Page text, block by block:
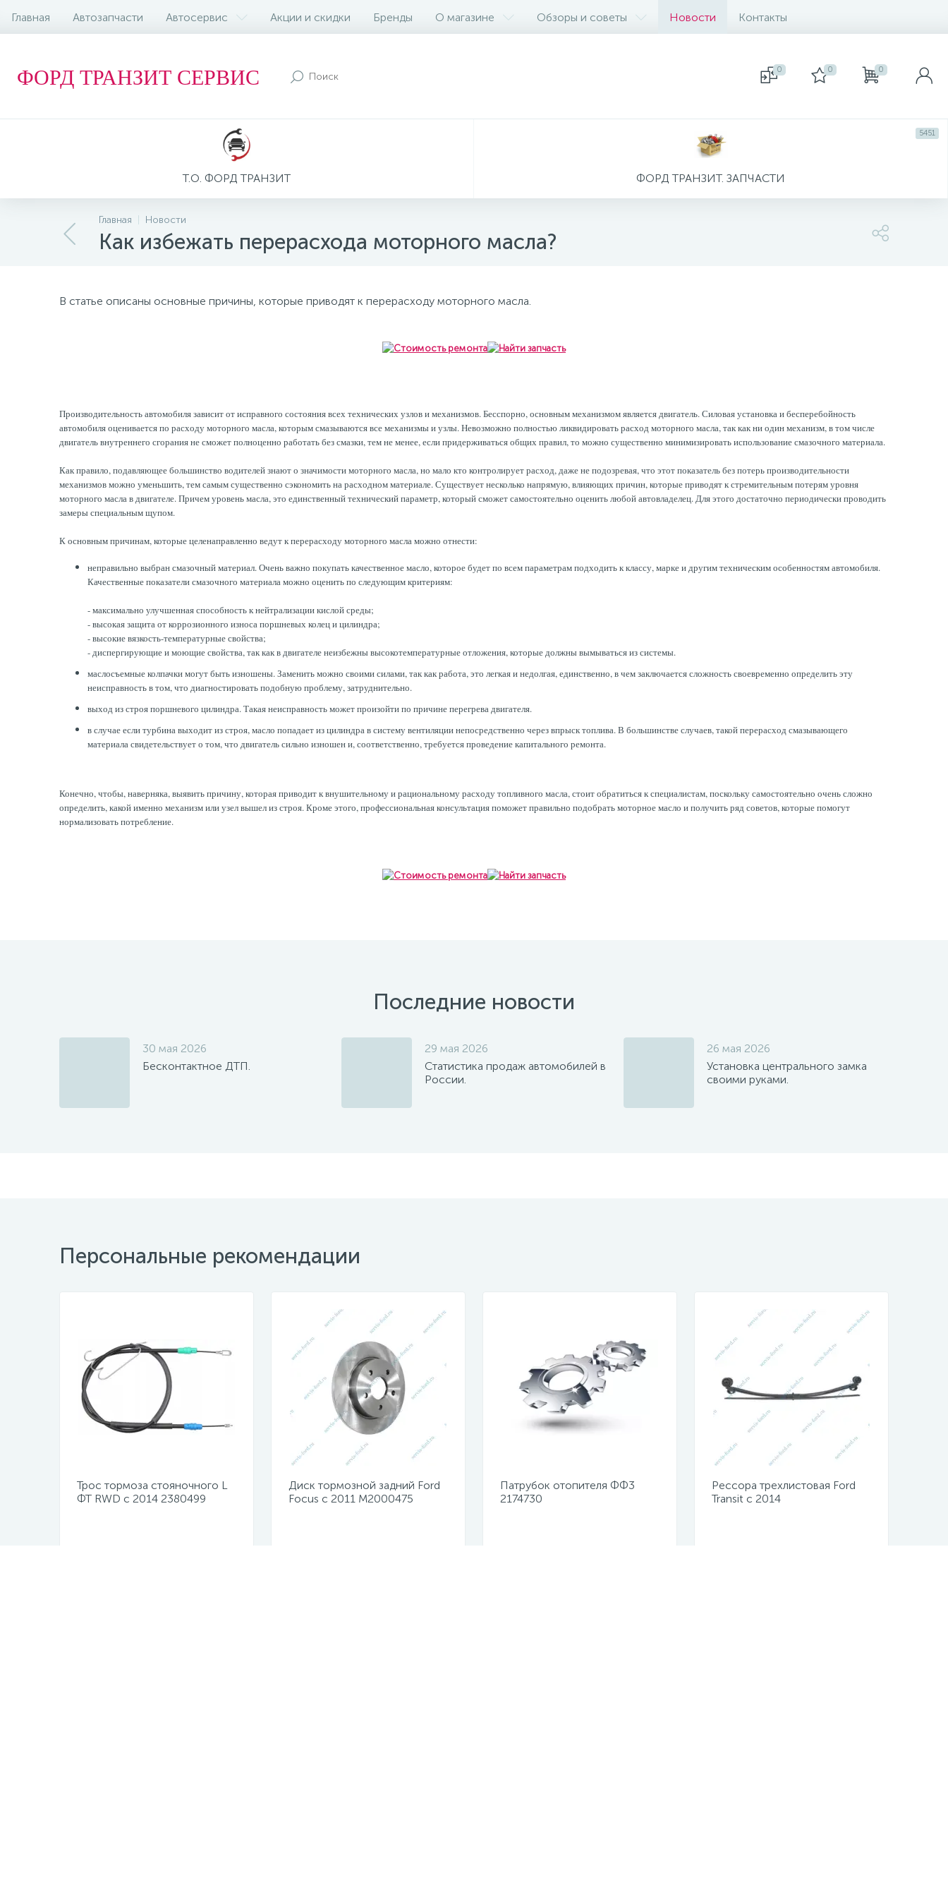
Главная Автозапчасти Автосервис Акции и скидки Бренды О магазине Обзоры и советы Новости Контакты
ФОРД ТРАНЗИТ СЕРВИС 0 0 0
Т.О. ФОРД ТРАНЗИТ ФОРД ТРАНЗИТ. ЗАПЧАСТИ
5451
Главная Новости
Как избежать перерасхода моторного масла?
В статье описаны основные причины, которые приводят к перерасходу моторного масла.
Производительность автомобиля зависит от исправного состояния всех технических узлов и механизмов. Бесспорно, основным механизмом является двигатель. Силовая установка и бесперебойность
автомобиля оценивается по расходу моторного масла, которым смазываются все механизмы и узлы. Невозможно полностью ликвидировать расход моторного масла, так как ни один механизм, в том числе
двигатель внутреннего сгорания не сможет полноценно работать без смазки, тем не менее, если придерживаться общих правил, то можно существенно минимизировать использование смазочного материала.
Как правило, подавляющее большинство водителей знают о значимости моторного масла, но мало кто контролирует расход, даже не подозревая, что этот показатель без потерь производительности
механизмов можно уменьшить, тем самым существенно сэкономить на расходном материале. Существует несколько напрямую, влияющих причин, которые приводят к стремительным потерям уровня
моторного масла в двигателе. Причем уровень масла, это единственный технический параметр, который сможет самостоятельно оценить любой автовладелец. Для этого достаточно периодически проводить
замеры специальным щупом.
К основным причинам, которые целенаправленно ведут к перерасходу моторного масла можно отнести:
неправильно выбран смазочный материал. Очень важно покупать качественное масло, которое будет по всем параметрам подходить к классу, марке и другим техническим особенностям автомобиля.
Качественные показатели смазочного материала можно оценить по следующим критериям:
- максимально улучшенная способность к нейтрализации кислой среды;
- высокая защита от коррозионного износа поршневых колец и цилиндра;
- высокие вязкость-температурные свойства;
- диспергирующие и моющие свойства, так как в двигателе неизбежны высокотемпературные отложения, которые должны вымываться из системы.
маслосъемные колпачки могут быть изношены. Заменить можно своими силами, так как работа, это легкая и недолгая, единственно, в чем заключается сложность своевременно определить эту
неисправность в том, что диагностировать подобную проблему, затруднительно.
выход из строя поршневого цилиндра. Такая неисправность может произойти по причине перегрева двигателя.
в случае если турбина выходит из строя, масло попадает из цилиндра в систему вентиляции непосредственно через впрыск топлива. В большинстве случаев, такой перерасход смазывающего
материала свидетельствует о том, что двигатель сильно изношен и, соответственно, требуется проведение капитального ремонта.
Конечно, чтобы, наверняка, выявить причину, которая приводит к внушительному и рациональному расходу топливного масла, стоит обратиться к специалистам, поскольку самостоятельно очень сложно
определить, какой именно механизм или узел вышел из строя. Кроме этого, профессиональная консультация поможет правильно подобрать моторное масло и получить ряд советов, которые помогут
нормализовать потребление.
Последние новости
30 мая 2026
Бесконтактное ДТП.
29 мая 2026
Статистика продаж автомобилей в
России.
26 мая 2026
Установка центрального замка
своими руками.
Персональные рекомендации
Трос тормоза стояночного L
ФТ RWD с 2014 2380499
Диск тормозной задний Ford
Focus с 2011 M2000475
Патрубок отопителя ФФ3
2174730
Рессора трехлистовая Ford
Transit с 2014